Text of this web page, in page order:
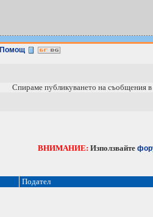
Помощ
Спираме публикуването на съобщения
ВНИМАНИЕ: Използвайте
Подател